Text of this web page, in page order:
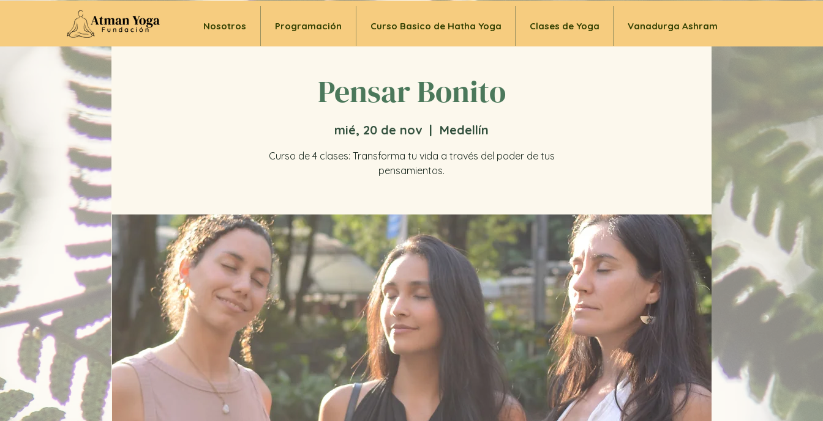
Nosotros Programación Curso Basico de Hatha Yoga Clases de Yoga Vanadurga Ashram
Pensar Bonito
mié, 20 de nov
  |
Medellín
Curso de 4 clases: Transforma tu vida a través del poder de tus
pensamientos.